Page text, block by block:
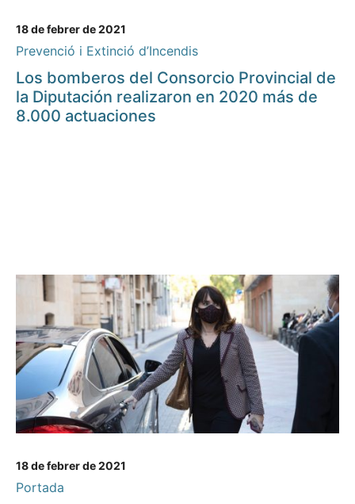
18 de febrer de 2021
Prevenció i Extinció d’Incendis
Los bomberos del Consorcio Provincial de
la Diputación realizaron en 2020 más de
8.000 actuaciones
18 de febrer de 2021
Portada